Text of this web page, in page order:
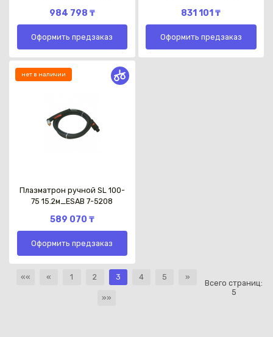
984 798 ₸
Оформить предзаказ
831 101 ₸
Оформить предзаказ
нет в наличии
Плазматрон ручной SL 100-
75 15.2м_ESAB 7-5208
589 070 ₸
Оформить предзаказ
Всего страниц:
5
«« « 1 2 3 4 5 »
»»